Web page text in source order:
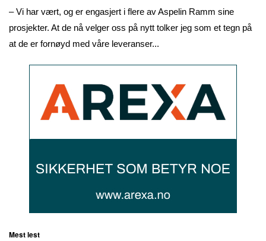
– Vi har vært, og er engasjert i flere av Aspelin Ramm sine
prosjekter. At de nå velger oss på nytt tolker jeg som et tegn på
at de er fornøyd med våre leveranser...
Mest lest